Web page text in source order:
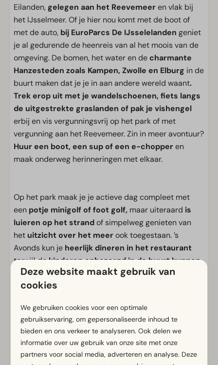
Eilanden, gelegen aan het Reevemeeren vlak bij
het IJsselmeer. Of je hier nou komt met de boot of
met de auto, bij EuroParcs De IJsselelanden geniet
je al gedurende de heenreis van al het moois van de
omgeving. De bomen, het water en decharmante
Hanzesteden zoals Kampen, Zwolle en Elburg in de
buurt maken dat je je in aan andere wereld waant.
Trek erop uit met je wandelschoenen, fiets langs
de uitgestrekte graslanden of pak je vishengel
erbij en vis vergunningsvrij op het park of met
vergunning aan het Reevemeer. Zin in meer avontuur?
Huur een boot, een sup of een e-chopperen
maak onderweg herinneringen met elkaar.
Op het park maak je je actieve dag compleet met
een potje minigolf of foot golf, maar uiteraard is
luieren op het strandof simpelweg genieten van
het uitzicht over het meerook toegestaan. ’s
Avonds kun je heerlijk dineren in het restaurant
terwijl dekinderen onbezorgd in de buurt kunnen
spelen.Welke keuzes je ook maakt, jij beleeft jouw
vakantie bij EuroParcs De IJssel Eilanden.
Voorzieningen
Algemeen
Rookvrij
Gratis Wifi
Deze website maakt gebruik van
cookies
We gebruiken cookies voor een optimale
gebruikservaring, om gepersonaliseerde inhoud te
bieden en ons verkeer te analyseren. Ook delen we
informatie over uw gebruik van onze site met onze
partners voor social media, adverteren en analyse. Deze